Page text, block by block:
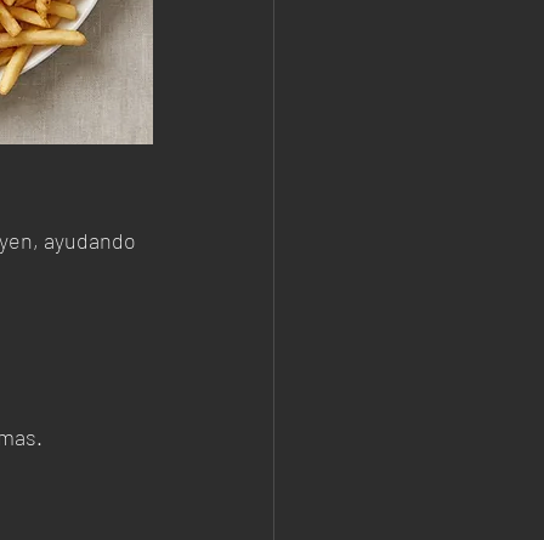
ayudando